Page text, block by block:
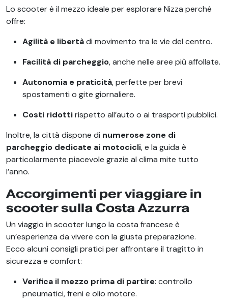
Lo scooter è il mezzo ideale per esplorare Nizza perché
offre:
Agilità e libertàdi movimento tra le vie del centro.
Facilità di parcheggio, anche nelle aree più affollate.
Autonomia e praticità, perfette per brevi
spostamenti o gite giornaliere.
Costi ridottirispetto all’auto o ai trasporti pubblici.
Inoltre, la città dispone di numerose zone di
parcheggio dedicate ai motocicli, e la guida è
particolarmente piacevole grazie al clima mite tutto
l’anno.
Accorgimenti per viaggiare in
scooter sulla Costa Azzurra
Un viaggio in scooter lungo la costa francese è
un’esperienza da vivere con la giusta preparazione.
Ecco alcuni consigli pratici per affrontare il tragitto in
sicurezza e comfort:
Verifica il mezzo prima di partire: controllo
pneumatici, freni e olio motore.